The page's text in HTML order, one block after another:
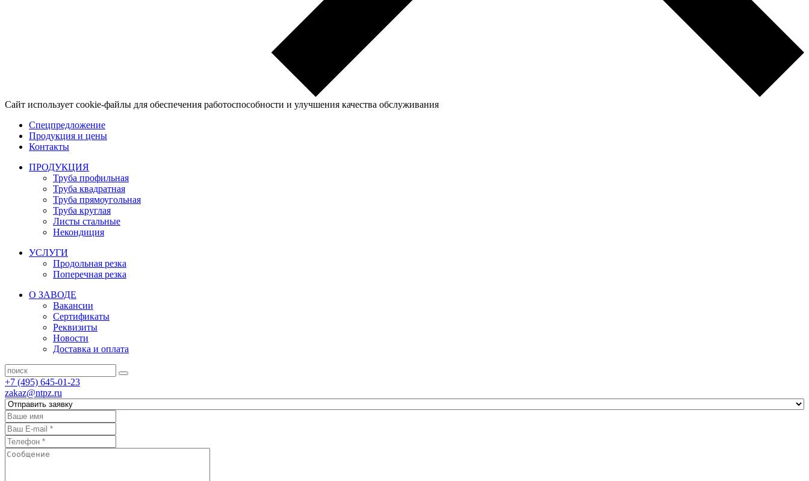
Сайт использует cookie-файлы для обеспечения работоспособности и улучшения качества обслуживания
Спецпредложение
Продукция и цены
Контакты
ПРОДУКЦИЯ
Труба профильная
Труба квадратная
Труба прямоугольная
Труба круглая
Листы стальные
Некондиция
УСЛУГИ
Продольная резка
Поперечная резка
О ЗАВОДЕ
Вакансии
Сертификаты
Реквизиты
Новости
Доставка и оплата
+7 (495) 645-01-23
zakaz@ntpz.ru